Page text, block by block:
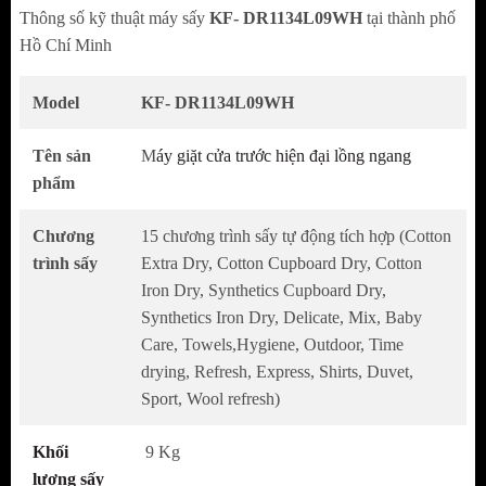
nổi tiếng Kaff, đó làMáy sấy quần áo Kaff KF-
trường hiện nay.
Thông số kỹ thuật máy sấy KF- DR1134L09WH tại thành phố
Hồ Chí Minh
Model KF- DR1134L09WH
Tên sản
phẩm
Máy giặt cửa trước hiện đại lồng ngang
Chương
trình sấy
15 chương trình sấy tự động tích hợp (Cotton
Extra Dry, Cotton Cupboard Dry, Cotton
Iron Dry, Synthetics Cupboard Dry,
Synthetics Iron Dry, Delicate, Mix, Baby
Care, Towels,Hygiene, Outdoor, Time
drying, Refresh, Express, Shirts, Duvet,
Sport, Wool refresh)
Khối
lượng sấy
9 Kg